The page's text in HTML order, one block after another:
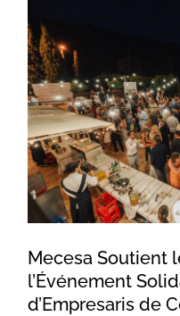
Mecesa
Cercle
Cecot
Mecesa Soutient
l’Événement
d’Empresaris de